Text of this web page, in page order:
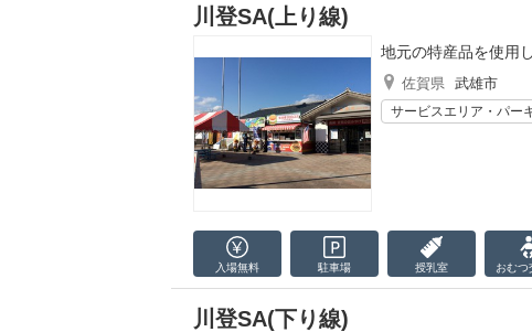
川登SA(上り線)
地元の特産品を使用
佐賀県 武雄市
サービスエリア・パー
入場無料 駐車場 授乳室 おむつ
川登SA(下り線)